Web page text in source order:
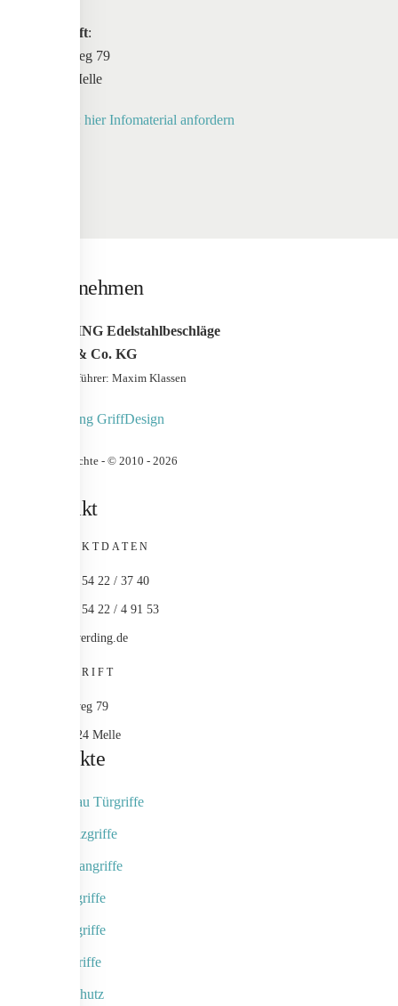
Anschrift:
Maschweg 79
49324 Melle
hier Infomaterial anfordern
Unternehmen
WERDING Edelstahlbeschläge
GmbH & Co. KG
Geschäfstführer: Maxim Klassen
Urheberrechte - © 2010 - 2026
Kontakt
KONTAKTDATEN
+49 (0) 54 22 / 37 40
+49 (0) 54 22 / 4 91 53
info@werding.de
ANSCHRIFT
Maschweg 79
49324 Melle
Produkte
Objektbau Türgriffe
Naturholzgriffe
Fingerscangriffe
Kameragriffe
Schalengriffe
Designgriffe
Rammschutz